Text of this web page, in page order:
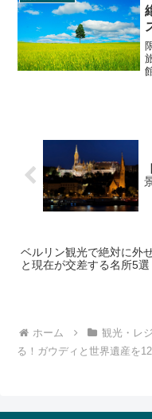
ベルリン観光で絶対に外
と現在が交差する名所5選
ホーム 観光・レ
る！ガウディと世界遺産を